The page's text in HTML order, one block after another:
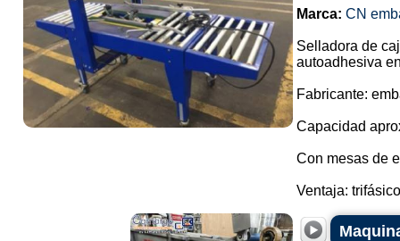
Marca: CN
Selladora de
autoadhesiva
Fabricante:
Capacidad
Con mesas de
Ventaja: